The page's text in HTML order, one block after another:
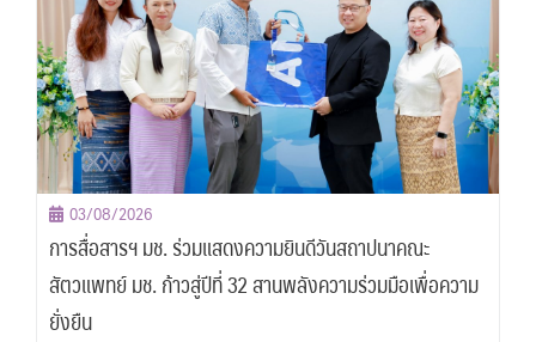
03/08/2026
การสื่อสารฯ มช. ร่วมแสดงความยินดีวันสถาปนาคณะ
สัตวแพทย์ มช. ก้าวสู่ปีที่ 32 สานพลังความร่วมมือเพื่อความ
ยั่งยืน